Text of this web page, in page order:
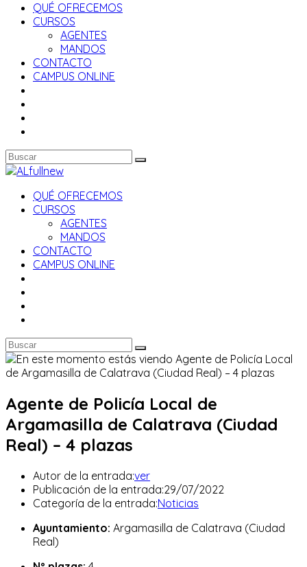
QUÉ OFRECEMOS
CURSOS
AGENTES
MANDOS
CONTACTO
CAMPUS ONLINE
QUÉ OFRECEMOS
CURSOS
AGENTES
MANDOS
CONTACTO
CAMPUS ONLINE
Agente de Policía Local de
Argamasilla de Calatrava (Ciudad
Real) – 4 plazas
Autor de la entrada:ver
Publicación de la entrada:29/07/2022
Categoría de la entrada:Noticias
Ayuntamiento: Argamasilla de Calatrava (Ciudad
Real)